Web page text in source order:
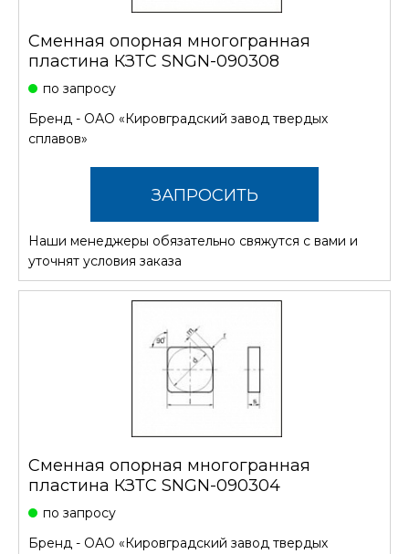
Сменная опорная многогранная
пластина КЗТС SNGN-090308
по запросу
Бренд - ОАО «Кировградский завод твердых
сплавов»
ЗАПРОСИТЬ
СТОИМОСТЬ
Наши менеджеры обязательно свяжутся с вами и
уточнят условия заказа
Сменная опорная многогранная
пластина КЗТС SNGN-090304
по запросу
Бренд - ОАО «Кировградский завод твердых